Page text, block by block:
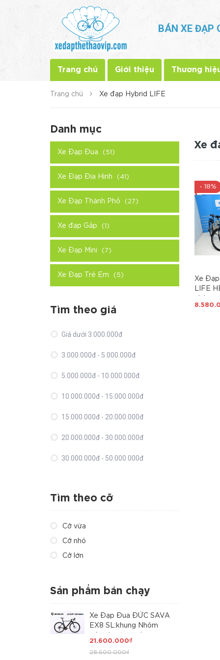
BÁN XE ĐẠP
Trang chủ Giới thiệu Thương
Trang chủ Xe đạp Hybrid LIFE
Xe
- 18%
Xe
LIFE
hàn,
Danh mục
Xe Đạp Đua (51)
Xe Đạp Địa Hình (41)
Xe Đạp Thành Phố (27)
Xe đạp Gấp (1)
Xe Đạp Mini (7)
Xe Đạp Trẻ Em (5)
Tìm theo giá
Giá dưới 3.000.000đ
3.000.000đ - 5.000.000đ
5.000.000đ - 10.000.000đ
10.000.000đ - 15.000.000đ
15.000.000đ - 20.000.000đ
20.000.000đ - 30.000.000đ
30.000.000đ - 50.000.000đ
Tìm theo cỡ
Cỡ vừa
Cỡ nhỏ
Cỡ lớn
Sản phẩm bán chạy
Xe Đạp Đua ĐỨC SAVA
EX8 SL:khung Nhôm
Toray T800 cao cấp.
21.600.000₫
28.600.000₫